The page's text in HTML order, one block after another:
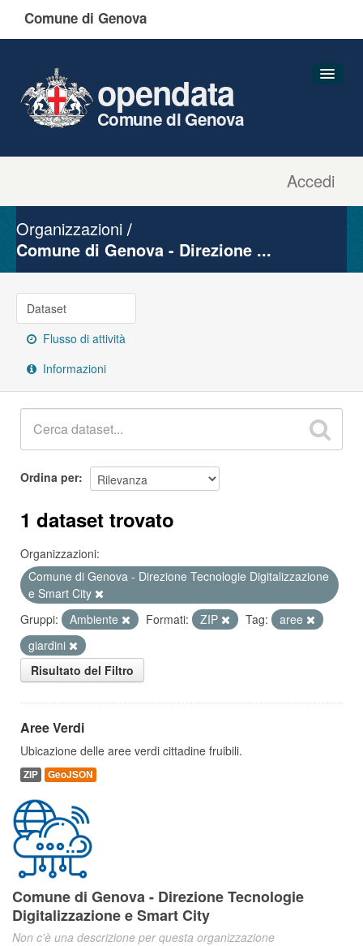
Comune di Genova
Accedi
opendata
Comune di Genova
Gruppi
Organizzazioni
Comune di Genova - Direzione ...
Dataset
Flusso di attività
Informazioni
Ordina per
1 dataset trovato
Organizzazioni:
Comune di Genova - Direzione Tecnologie Digitalizzazione
e Smart City
Gruppi:
Ambiente Formati: ZIP Tag:
aree
giardini
Risultato del Filtro
Aree Verdi
Ubicazione delle aree verdi cittadine fruibili.
ZIP GeoJSON
Comune di Genova - Direzione Tecnologie
Digitalizzazione e Smart City
Non c'è una descrizione per questa organizzazione